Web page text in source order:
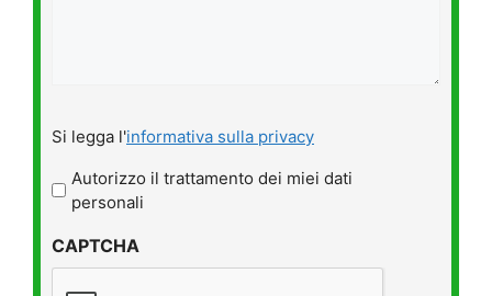
legga
l'informativa
sulla
*
Si legga l'informativa sulla privacy
Autorizzo il trattamento dei miei dati
personali
CAPTCHA